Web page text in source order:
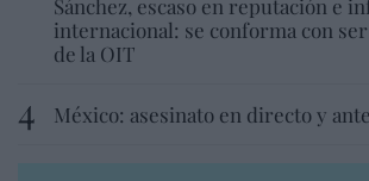
Sánchez, escaso en reputación e
internacional: se conforma con
de la OIT
México: asesinato en directo y